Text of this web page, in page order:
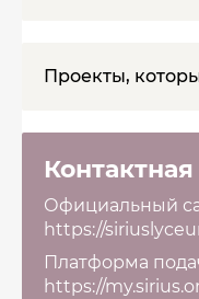
Проекты,
Официальный
https://
Платформа
https://